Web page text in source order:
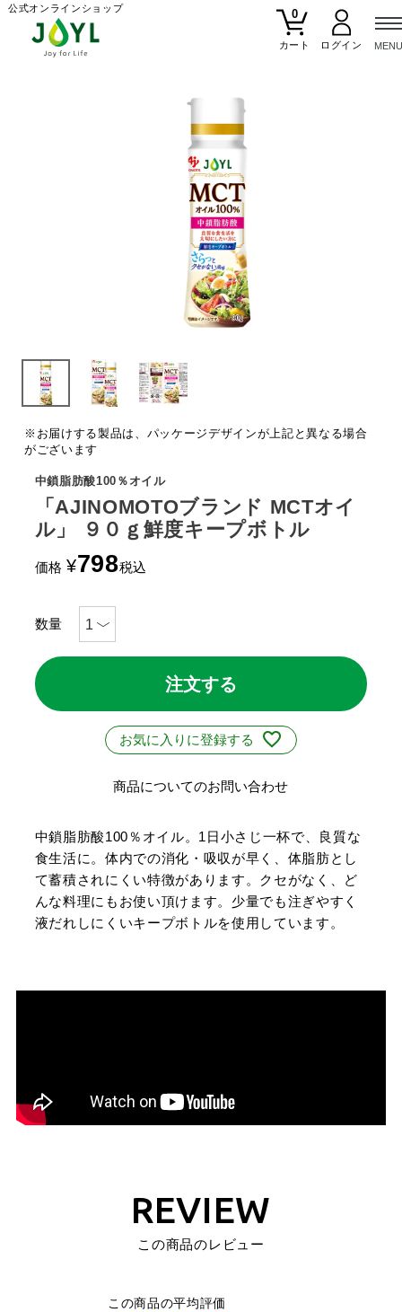
公式オンラインショップ
0
カート
※お届けする製品は、パッケージデザインが上記と異なる場合
がございます
中鎖脂肪酸100％オイル
「AJINOMOTOブランド MCTオイ
ル」 ９０ｇ鮮度キープボトル
価格 ¥798税込
注文する
お気に入りに登録する
商品についてのお問い合わせ
中鎖脂肪酸100％オイル。1日小さじ一杯で、良質な
食生活に。体内での消化・吸収が早く、体脂肪とし
て蓄積されにくい特徴があります。クセがなく、ど
んな料理にもお使い頂けます。少量でも注ぎやすく
液だれしにくいキープボトルを使用しています。
REVIEW
この商品のレビュー